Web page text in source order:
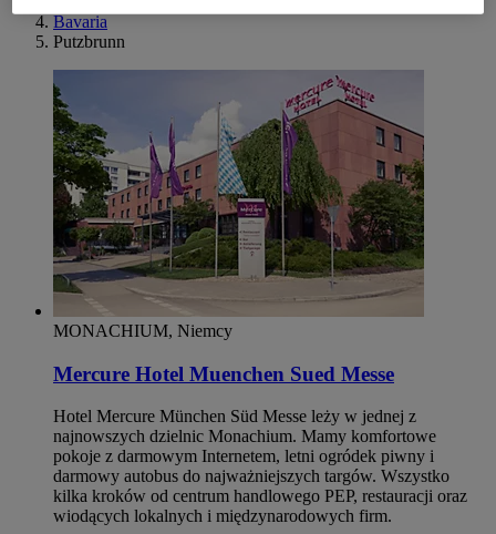
Bavaria
Putzbrunn
MONACHIUM, Niemcy
Mercure Hotel Muenchen Sued Messe
Hotel Mercure München Süd Messe leży w jednej z
najnowszych dzielnic Monachium. Mamy komfortowe
pokoje z darmowym Internetem, letni ogródek piwny i
darmowy autobus do najważniejszych targów. Wszystko
kilka kroków od centrum handlowego PEP, restauracji oraz
wiodących lokalnych i międzynarodowych firm.